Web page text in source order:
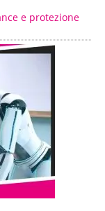
e protezione